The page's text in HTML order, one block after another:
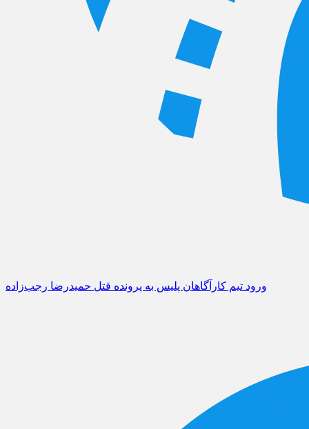
ورود تیم کارآگاهان پلیس به پرونده قتل حمیدرضا رجب‌زاده